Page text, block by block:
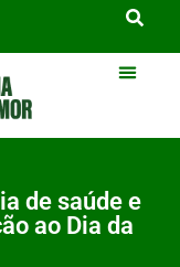
de saúde e
ao Dia da